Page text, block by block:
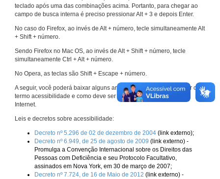
teclado após uma das combinações acima. Portanto, para chegar ao
campo de busca interna é preciso pressionar Alt + 3 e depois Enter.
No caso do Firefox, ao invés de Alt + número, tecle simultaneamente Alt
+ Shift + número.
Sendo Firefox no Mac OS, ao invés de Alt + Shift + número, tecle
simultaneamente Ctrl + Alt + número.
No Opera, as teclas são Shift + Escape + número.
A seguir, você poderá baixar alguns arquivos que explicam melhor o
termo acessibilidade e como deve ser implementado nos sites da
Internet.
Leis e decretos sobre acessibilidade:
Decreto nº 5.296 de 02 de dezembro de 2004 (link externo);
Decreto nº 6.949, de 25 de agosto de 2009 (link externo) -
Promulga a Convenção Internacional sobre os Direitos das
Pessoas com Deficiência e seu Protocolo Facultativo,
assinados em Nova York, em 30 de março de 2007;
Decreto nº 7.724, de 16 de Maio de 2012 (link externo) -